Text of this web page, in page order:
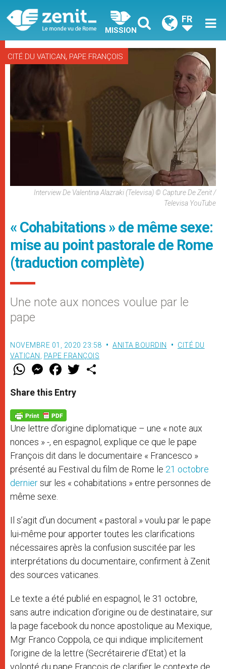
MISSION
FR
CITÉ DU VATICAN, PAPE FRANÇOIS
Interview De Valentina Alazraki (Televisa) © Capture De Zenit /
Televisa YouTube
« Cohabitations » de même sexe:
mise au point pastorale de Rome
(traduction complète)
Une note aux nonces voulue par le
pape
NOVEMBRE 01, 2020 23:58 ANITA BOURDIN
CITÉ DU
VATICAN
PAPE FRANÇOIS
W
t
s
p
p
M
e
s
e
g
e
r
F
a
e
b
o
k
w
Share this Entry
Une lettre d’origine diplomatique – une « note aux
nonces » -, en espagnol, explique ce que le pape
François dit dans le documentaire « Francesco »
présenté au Festival du film de Rome le 21 octobre
derniersur les « cohabitations » entre personnes de
même sexe.
Il s’agit d’un document « pastoral » voulu par le pape
lui-même pour apporter toutes les clarifications
nécessaires après la confusion suscitée par les
interprétations du documentaire, confirment à Zenit
des sources vaticanes.
Le texte a été publié en espagnol, le 31 octobre,
sans autre indication d’origine ou de destinataire, sur
la page facebook du nonce apostolique au Mexique,
Mgr Franco Coppola, ce qui indique implicitement
l’origine de la lettre (Secrétairerie d’Etat) et la
volonté du pape François de clarifier le contexte de